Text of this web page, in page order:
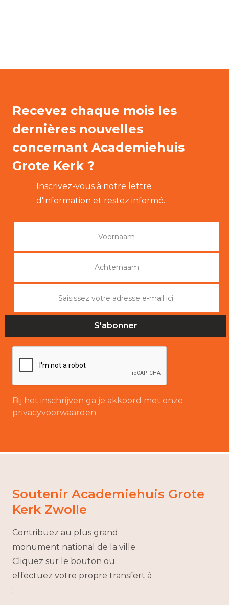
Recevez chaque mois les
dernières nouvelles
concernant Academiehuis
Grote Kerk ?
Inscrivez-vous à notre lettre
d'information et restez informé.
Bij het inschrijven ga je akkoord met onze
privacyvoorwaarden.
Soutenir Academiehuis Grote
Kerk Zwolle
Contribuez au plus grand
monument national de la ville.
Cliquez sur le bouton ou
effectuez votre propre transfert à
: